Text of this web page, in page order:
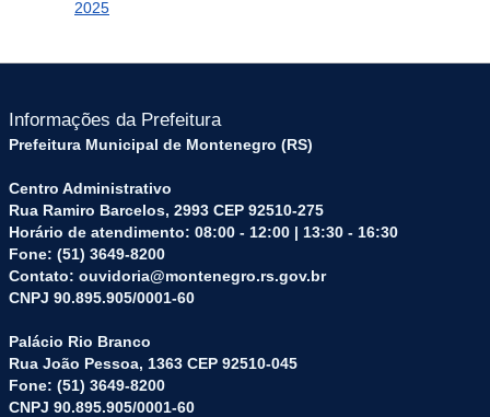
2025
Informações da Prefeitura
Prefeitura Municipal de Montenegro (RS)
Centro Administrativo
Rua Ramiro Barcelos, 2993 CEP 92510-275
Horário de atendimento: 08:00 - 12:00 | 13:30 - 16:30
Fone: (51) 3649-8200
Contato: ouvidoria@montenegro.rs.gov.br
CNPJ 90.895.905/0001-60
Palácio Rio Branco
Rua João Pessoa, 1363 CEP 92510-045
Fone: (51) 3649-8200
CNPJ 90.895.905/0001-60